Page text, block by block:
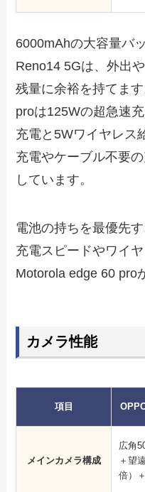
6000mAhの大容量バ
Reno14 5Gは、外出
残量に余裕を持てま
proは125Wの超急速
充電と5Wワイヤレス
充電やケーブル不要
しています。
電池の持ちを最優先
充電スピードやワイ
Motorola edge 60 pro
カメラ性能
項目
メインカメラ構成
広角
＋望
倍）